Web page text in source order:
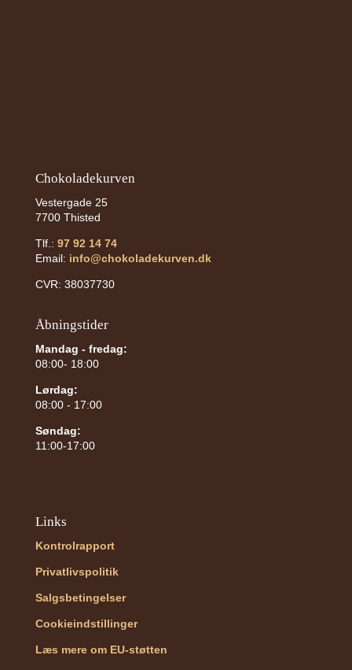
Chokoladekurven
Vestergade 25
7700 Thisted
Tlf.: 97 92 14 74
Email: info@chokoladekurven.dk
CVR: 38037730
Åbningstider
Mandag - fredag:
08:00- 18:00
Lørdag:
08:00 - 17:00
Søndag:
11:00-17:00
Links
Kontrolrapport
Privatlivspolitik
Salgsbetingelser
Cookieindstillinger
Læs mere om EU-støtten